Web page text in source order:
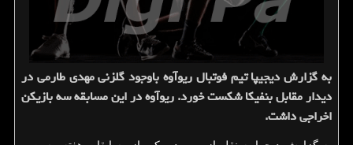
به گزارش دیجیپا تیم فوتبال ریوآوه باوجود گلزنی مهدی طارمی در
دیدار مقابل بنفیكا شكست خورد. ریوآوه در این مسابقه سه بازیكن
اخراجی داشت.